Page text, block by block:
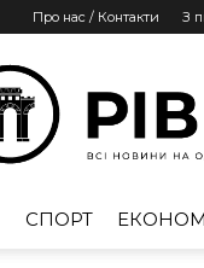
Про нас / Контакти З
СПОРТ